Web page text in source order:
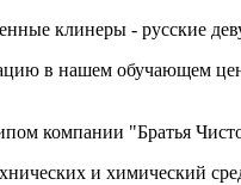
клинеры - русские
в нашем обучающем
компании "Братья
и химический